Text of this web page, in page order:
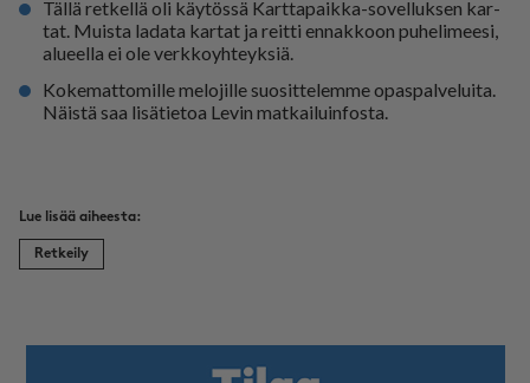
Täl­lä ret­kel­lä oli käy­tös­sä Kart­ta­paik­ka-so­vel­luk­sen kar­
tat. Muis­ta la­da­ta kar­tat ja reit­ti en­nak­koon pu­he­li­mee­si,
alu­eel­la ei ole verk­ko­yh­teyk­siä.
Ko­ke­mat­to­mil­le me­lo­jil­le suo­sit­te­lem­me opas­pal­ve­lui­ta.
Näis­tä saa li­sä­tie­toa Le­vin mat­kai­luin­fos­ta.
Retkeily